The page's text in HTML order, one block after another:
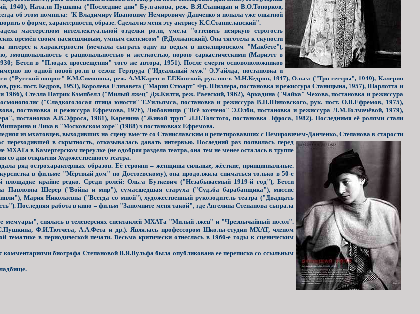
1940), Натали Пушкина ("Последние дни" Булгакова, реж. В.Я.Станицын и В.О.Топорков,
об этом помнила: "К Владимиру Ивановичу Немировичу-Данченко я попала уже опытной
о форме, характерности, образе. Сделал из меня эту актрису К.С.Станиславский".
мастерством интеллектуальной отделки роли, умела "оттенять неяркую строгость
времён своим насмешливым, умным скепсисом" (Р.Должанский). Она тяготела к скупости
интерес к характерности (мечтала сыграть одну из ведьм в шекспировском "Макбете"),
эмоциональность с рациональностью и жесткостью, порою саркастическими (Мариэтт в
Бетси в "Плодах просвещения" того же автора, 1951). После смерти основоположников
по одной новой роли в сезон: Гертруда ("Идеальный муж" О.Уайлда, постановка и
("Русский вопрос" К.М.Симонова, реж. А.М.Карев и Г.Г.Конский, рук. пост. М.Н.Кедров, 1947), Ольга ("Три сестры", 1949), Калерия
рук. пост. Кедров, 1953), Королева Елизавета ("Мария Стюарт" Фр. Шиллера, постановка и режиссура Станицына, 1957), Шарлотта и
1966), Стелла Патрик Кэмпбелл ("Милый лжец" Дж.Килти, реж. Раевский, 1962), Аркадина ("Чайка" Чехова, постановка и режиссура
("Сладкоголосая птица юности" Т.Уильямса, постановка и режиссура В.Н.Шиловского, рук. пост. О.Н.Ефремов, 1975),
постановка и режиссура Ефремова, 1976), Любовница ("Всё кончено" Э.Олби, постановка и режиссура Л.М.Толмачёвой, 1979),
постановка А.В.Эфроса, 1981), Каренина ("Живой труп" Л.Н.Толстого, постановка Эфроса, 1982). Последними её ролями стали
и Лика в "Московском хоре" (1988) в постановках Ефремова.
из мхатовцев, выходивших на сцену вместе со Станиславским и репетировавших с Немировичем-Данченко, Степановав старости
переходившей в скрытность, отказывалась давать интервью. Последний раз появилась перед
МХАТа в Камергерском переулке (не одобряя раздела театра, она тем не менее осталась в труппе
со дня открытия Художественного театра.
ряд острохарактерных образов. Её героини – женщины сильные, жёсткие, принципиальные.
в фильме "Мёртвый дом" по Достоевскому), она продолжила сниматься только в 50-е
площадке крайне редко. Среди ролей: Ольга Буткевич ("Незабываемый 1919-й год"), Бетси
Павловна Шерер ("Война и мир"), сумасшедшая старуха ("Судьба барабанщика"), миссис
Мария Николаевна ("Всегда со мной"), художественный руководитель театра ("Двадцать
Последняя работа в кино – фильм "Запомните меня такой", где Ангелина Степанова сыграла
мемуары", снялась в телеверсиях спектаклей МХАТа "Милый лжец" и "Чрезвычайный посол".
Ф.И.Тютчева, А.А.Фета и др.). Являлась профессором Школы-студии МХАТ, членом
тематике в периодической печати. Весьма критически отнеслась в 1960-е годы к сценическим
биографа Степановой В.Я.Вульфа была опубликована ее переписка со ссыльным